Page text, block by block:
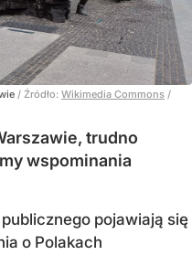
/ Źródło: Wikimedia Commons /
trudno
wspominania
pojawiają się
o Polakach